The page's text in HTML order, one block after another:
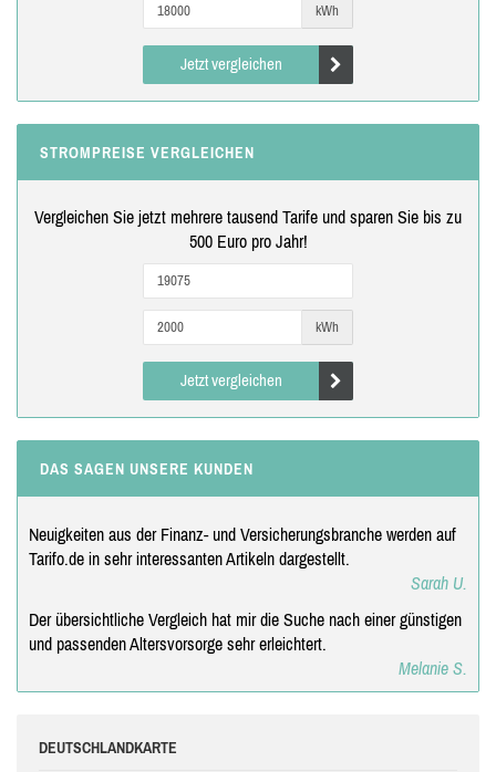
kWh
Jetzt vergleichen
STROMPREISE VERGLEICHEN
Vergleichen Sie jetzt mehrere tausend Tarife und sparen Sie bis zu
500 Euro pro Jahr!
kWh
Jetzt vergleichen
DAS SAGEN UNSERE KUNDEN
Neuigkeiten aus der Finanz- und Versicherungsbranche werden auf
Tarifo.de in sehr interessanten Artikeln dargestellt.
Sarah U.
Der übersichtliche Vergleich hat mir die Suche nach einer günstigen
und passenden Altersvorsorge sehr erleichtert.
Melanie S.
DEUTSCHLANDKARTE